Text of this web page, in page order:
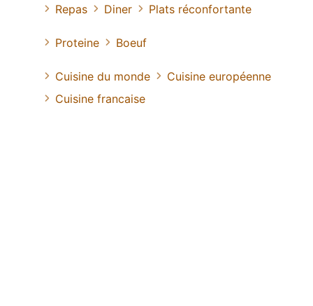
Repas
Diner Plats réconfortante
Proteine Boeuf
Cuisine du monde
Cuisine européenne
Cuisine francaise